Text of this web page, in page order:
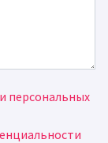
персональных